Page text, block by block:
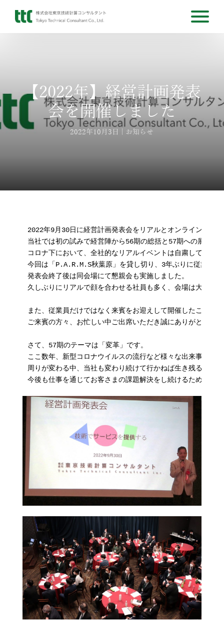
【2022年】経営計画発表
会を開催しました
2022年10月3日 お知らせ
2022年9月30日に経営計画発表会をリアルとオンラインのハ
当社では初の試みで経営陣から56期の総括と57期への展望を
コロナ下において、全社的なリアルイベントは自粛してまい
今回は「P.A.R.M.S秋葉原」を貸し切り、3年ぶりに従業員が
発表会終了後は同会場にて懇親会も実施しました。
久しぶりにリアルで顔を合わせる社員も多く、会場は大いに
また、従業員だけではなく来賓をお迎えして開催したことも
ご来賓の方々、お忙しい中ご出席いただき誠にありがとうご
さて、57期のテーマは「変革」です。
ここ数年、新型コロナウイルスの流行など様々な出来事があ
周りが変わる中、当社も変わり続けて行かねば生き残ること